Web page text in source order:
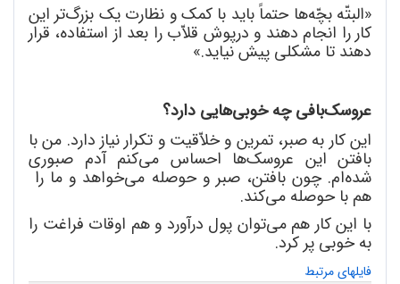
«البتّه بچّهها حتماً باید با کمک و نظارت یک بزرگتر این
کار را انجام دهند و درپوش قلاّب را بعد از استفاده، قرار
دهند تا مشکلی پیش نیاید.»
عروسکبافی چه خوبیهایی دارد؟
این کار به صبر، تمرین و خلاّقیت و تکرار نیاز دارد. من با
بافتن این عروسکها احساس میکنم آدم صبوری
شدهام. چون بافتن، صبر و حوصله میخواهد و ما را
هم با حوصله میکند.
با این کار هم میتوان پول درآورد و هم اوقات فراغت را
به خوبی پر کرد.
فایلهای مرتبط